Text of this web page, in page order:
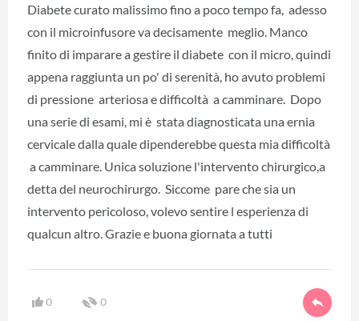
Diabete curato malissimo fino a poco tempo fa, adesso
con il microinfusore va decisamente meglio. Manco
finito di imparare a gestire il diabete con il micro, quindi
appena raggiunta un po' di serenità, ho avuto problemi
di pressione arteriosa e difficoltà a camminare. Dopo
una serie di esami, mi è stata diagnosticata una ernia
cervicale dalla quale dipenderebbe questa mia difficoltà
a camminare. Unica soluzione l'intervento chirurgico,a
detta del neurochirurgo. Siccome pare che sia un
intervento pericoloso, volevo sentire l esperienza di
qualcun altro. Grazie e buona giornata a tutti
0 0